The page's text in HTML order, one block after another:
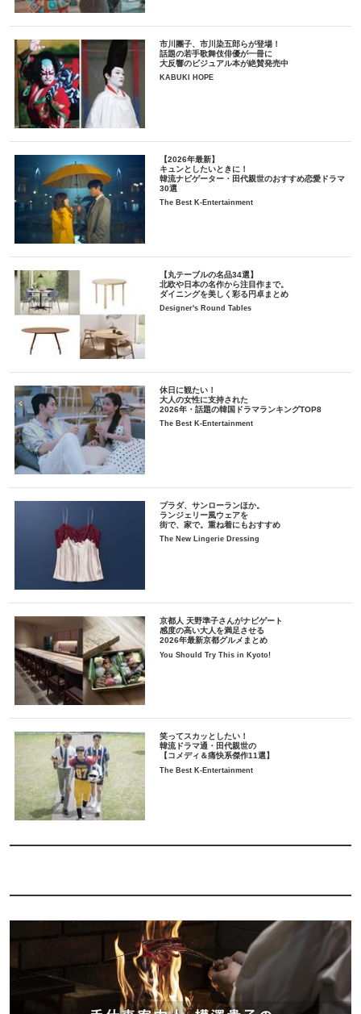
市川團子、市川染五郎らが登場！
話題の若手歌舞伎俳優が一冊に
大反響のビジュアル本が絶賛発売中
KABUKI HOPE
【2026年最新】
キュンとしたいときに！
韓流ナビゲーター・田代親世のおすすめ恋愛ドラマ
30選
The Best K-Entertainment
【丸テーブルの名品34選】
北欧や日本の名作から注目作まで。
ダイニングを美しく彩る円卓まとめ
Designer's Round Tables
休日に観たい！
大人の女性に支持された
2026年・話題の韓国ドラマランキングTOP8
The Best K-Entertainment
プラダ、サンローランほか。
ランジェリー風ウェアを
街で、家で。重ね着にもおすすめ
The New Lingerie Dressing
京都人 天野準子さんがナビゲート
感度の高い大人を満足させる
2026年最新京都グルメまとめ
You Should Try This in Kyoto!
笑ってスカッとしたい！
韓流ドラマ通・田代親世の
【コメディ＆痛快系傑作11選】
The Best K-Entertainment